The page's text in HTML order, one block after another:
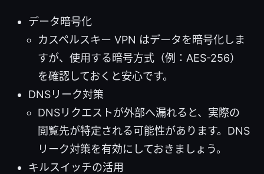
データ暗号化
カスペルスキー VPN はデータを暗号化しま
すが、使用する暗号方式（例：AES-256）
を確認しておくと安心です。
DNSリーク対策
DNSリクエストが外部へ漏れると、実際の
閲覧先が特定される可能性があります。DNS
リーク対策を有効にしておきましょう。
キルスイッチの活用